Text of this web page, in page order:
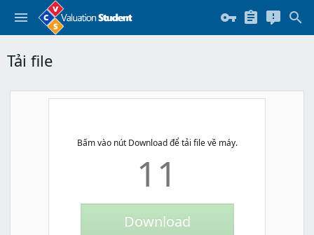
Tải file
Bấm vào nút Download để tải file về máy.
11